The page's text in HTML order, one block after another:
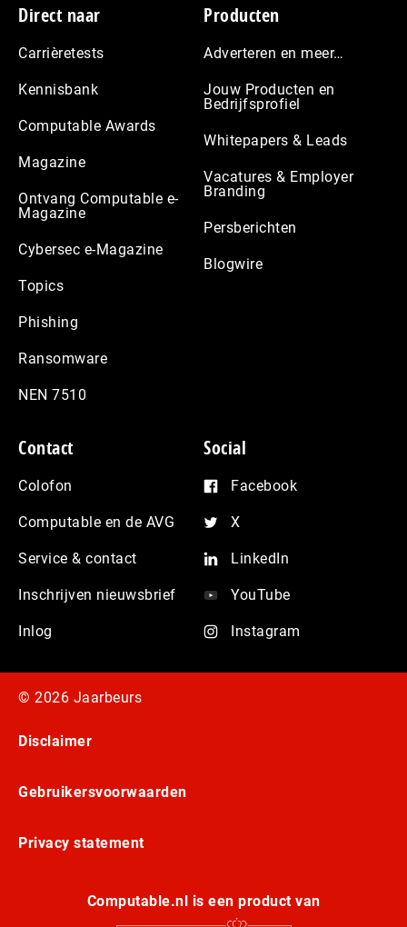
Footer
Direct naar
Carrièretests
Kennisbank
Computable Awards
Magazine
Ontvang Computable e-
Magazine
Cybersec e-Magazine
Topics
Phishing
Ransomware
NEN 7510
Producten
Adverteren en meer…
Jouw Producten en
Bedrijfsprofiel
Whitepapers & Leads
Vacatures & Employer
Branding
Persberichten
Blogwire
Contact
Colofon
Computable en de AVG
Service & contact
Inschrijven nieuwsbrief
Inlog
Social
Facebook
X
LinkedIn
YouTube
Instagram
© 2026 Jaarbeurs
Disclaimer
Gebruikersvoorwaarden
Privacy statement
Computable.nl is een product van